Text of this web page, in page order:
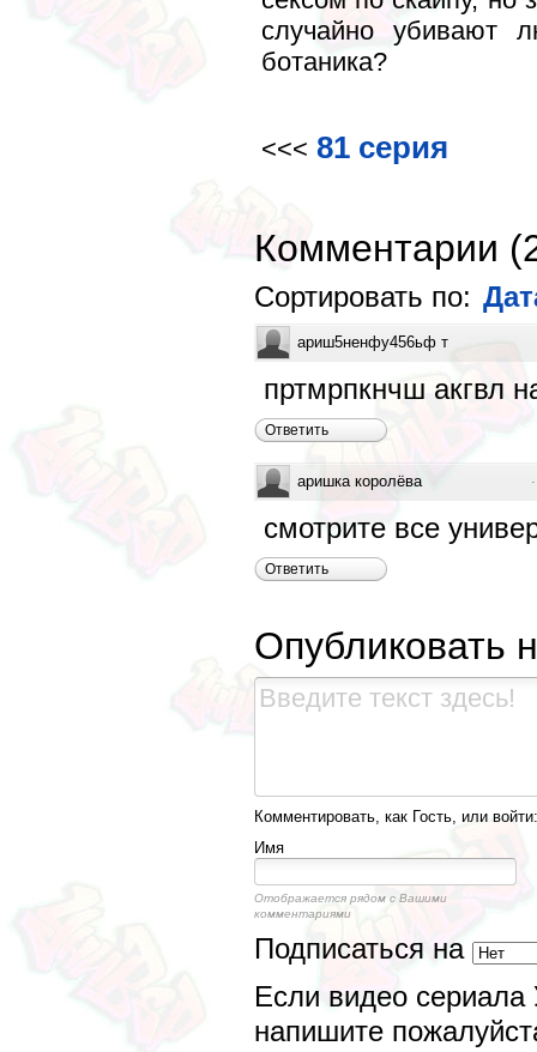
случайно убивают
ботаника?
<<< 81 серия
Комментарии (
Сортировать по:
ариш5ненфу456ьф т
пртмрпкнчш акгвл
Ответить
аришка королёва
смотрите все
Ответить
Опубликовать
Комментировать, как Гость, или войти:
Имя
Отображается рядом с Вашими
комментариями
Подписаться на
Если видео сериала
напишите